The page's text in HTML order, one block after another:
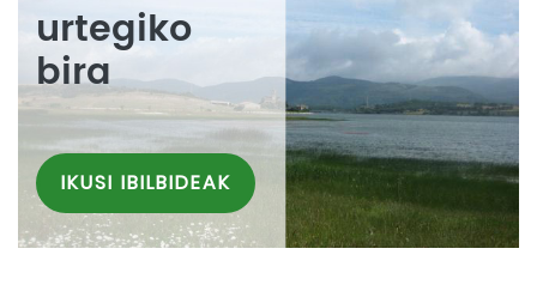
urtegiko
bira
IKUSI IBILBIDEAK